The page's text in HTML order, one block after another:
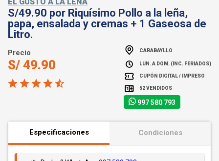
S/49.90 por Riquísimo Pollo a la leña,
papa, ensalada y cremas + 1 Gaseosa de
Litro.
Precio
S/ 49.90
CARABAYLLO
LUN. A DOM. (INC. FERIADOS)
CUPÓN DIGITAL / IMPRESO
52 VENDIDOS
997 580 793
Especificaciones Condiciones